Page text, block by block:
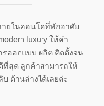
ายในคอนโดที่พักอาศัย
luxury ให้คำ
ออกแบบ ผลิต ติดตั้งจน
ที่สุด ลูกค้าสามารถให้
ด้านล่างได้เลยค่ะ